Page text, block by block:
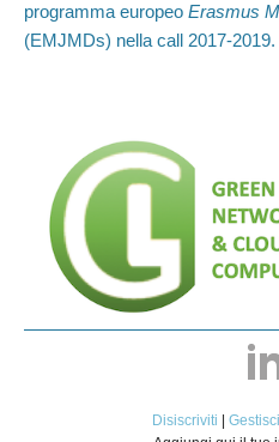
programma europeo Erasmus
(EMJMDs) nella call 2017-2019.
Disiscriviti